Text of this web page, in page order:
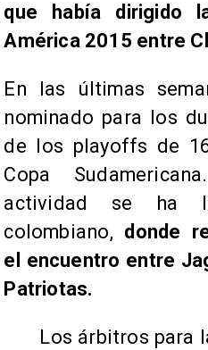
que había dirigido
América 2015 entre
En las últimas
nominado para los
de los playoffs de
Copa
actividad se ha
colombiano, donde
el encuentro entre
Patriotas.
Los árbitros para